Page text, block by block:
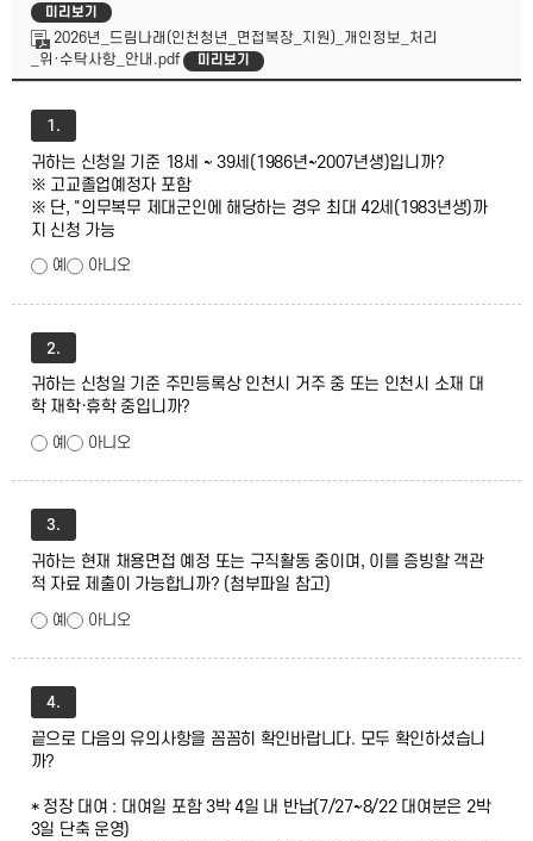
미리보기
2026년_드림나래(인천청년_면접복장_지원)_개인정보_처리
_위·수탁사항_안내.pdf
미리보기
1.
귀하는 신청일 기준 18세 ~ 39세(1986년~2007년생)입니까?
※ 고교졸업예정자 포함
※ 단, "의무복무 제대군인에 해당하는 경우 최대 42세(1983년생)까
지 신청 가능
예
아니오
2.
귀하는 신청일 기준 주민등록상 인천시 거주 중 또는 인천시 소재 대
학 재학·휴학 중입니까?
예
아니오
3.
귀하는 현재 채용면접 예정 또는 구직활동 중이며, 이를 증빙할 객관
적 자료 제출이 가능합니까? (첨부파일 참고)
예
아니오
4.
끝으로 다음의 유의사항을 꼼꼼히 확인바랍니다. 모두 확인하셨습니
까?
* 정장 대여 : 대여일 포함 3박 4일 내 반납(7/27~8/22 대여분은 2박
3일 단축 운영)